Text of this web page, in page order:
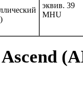
эквив. 39
MHU